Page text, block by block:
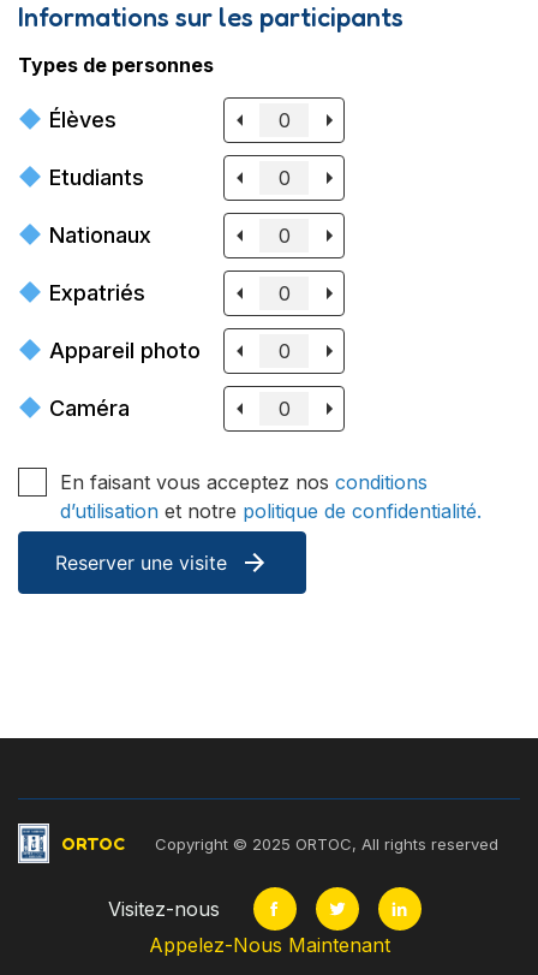
Informations sur les participants
Types de personnes
Élèves
Etudiants
Nationaux
Expatriés
Appareil photo
Caméra
En faisant vous acceptez nos conditions
d’utilisation et notre politique de confidentialité.
ORTOC Copyright © 2025 ORTOC, All rights reserved
Visitez-nous
Appelez-Nous Maintenant